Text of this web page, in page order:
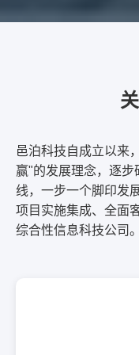
邑泊科技自成立以来
赢"的发展理念，逐
线，一步一个脚印发
项目实施集成、全面
综合性信息科技公司。